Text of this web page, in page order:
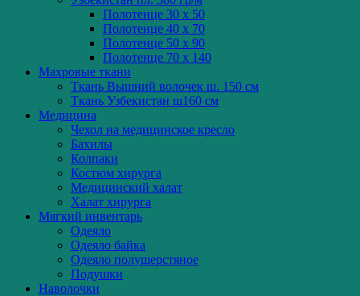
Полотенце 30 x 50
Полотенце 40 x 70
Полотенце 50 x 90
Полотенце 70 x 140
Махровые ткани
Ткань Вышний волочек ш. 150 см
Ткань Узбекистан ш160 см
Медицина
Чехол на медицинское кресло
Бахилы
Колпаки
Костюм хирурга
Медицинский халат
Халат хирурга
Мягкий инвентарь
Одеяло
Одеяло байка
Одеяло полушерстяное
Подушки
Наволочки